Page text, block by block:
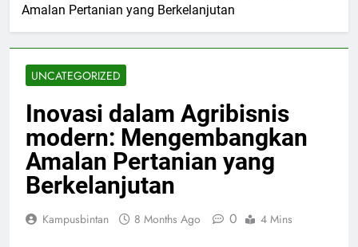
Amalan Pertanian yang Berkelanjutan
UNCATEGORIZED
Inovasi dalam Agribisnis
modern: Mengembangkan
Amalan Pertanian yang
Berkelanjutan
Kampusbintan 8 Months Ago 0 4 Mins